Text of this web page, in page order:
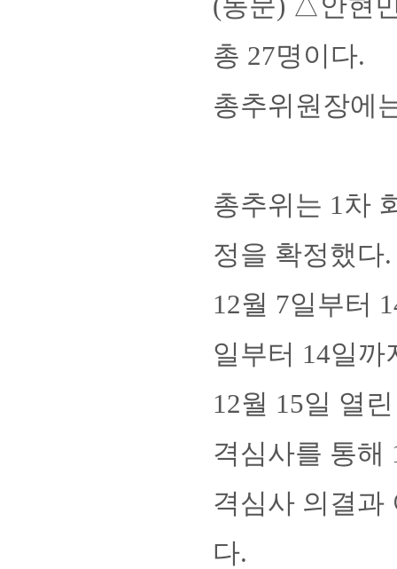
총 27명이다.
총추위원장에
총추위는 1차
정을 확정했다
12월 7일부터
일부터 14일
12월 15일 열
격심사를 통해
격심사 의결과
다.